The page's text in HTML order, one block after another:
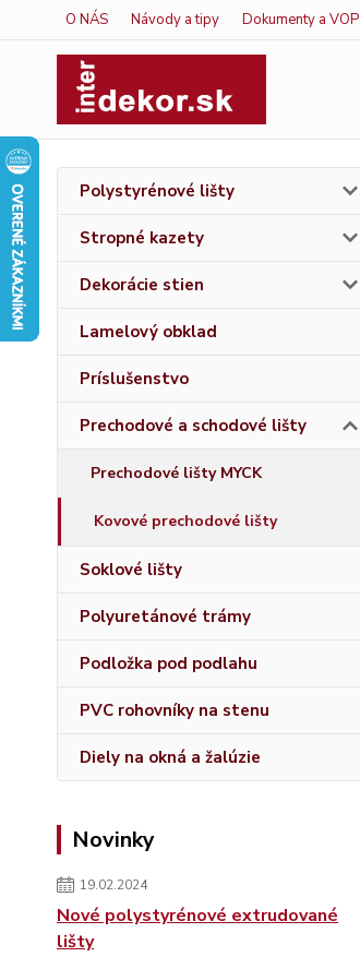
O NÁS Návody a tipy Dokumenty a VOP
Polystyrénové lišty
Stropné kazety
Dekorácie stien
Lamelový obklad
Príslušenstvo
Prechodové a schodové lišty
Prechodové lišty MYCK
Kovové prechodové lišty
Soklové lišty
Polyuretánové trámy
Podložka pod podlahu
PVC rohovníky na stenu
Diely na okná a žalúzie
Novinky
19.02.2024
Nové polystyrénové extrudované
lišty